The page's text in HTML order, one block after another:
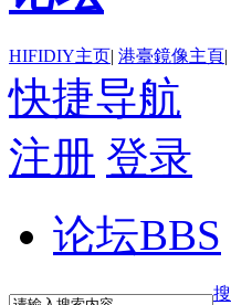
HIFIDIY主页| 港臺鏡像主頁|
快捷导航
注册 登录
论坛BBS
搜